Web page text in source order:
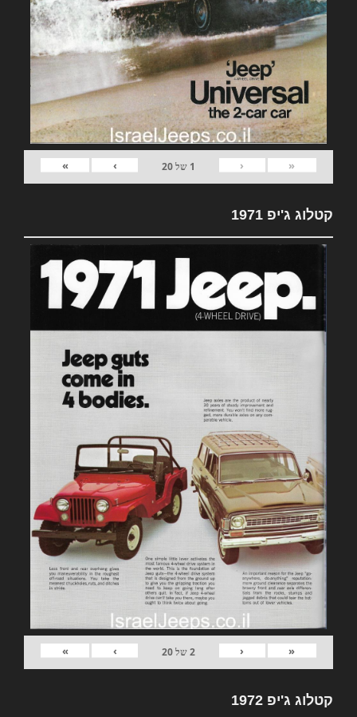
«
‹
1 של20
›
»
קטלוג ג'יפ 1971
«
‹
2של20
›
»
קטלוג ג'יפ 1972